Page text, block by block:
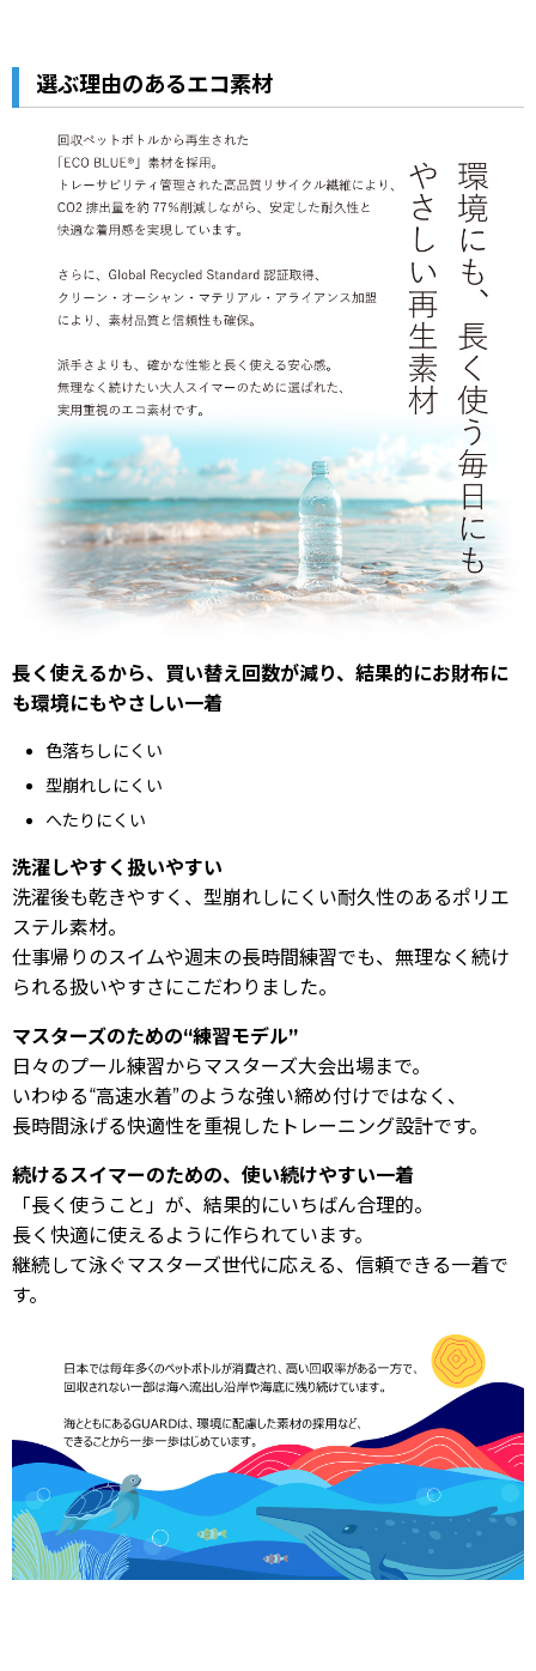
選ぶ理由のあるエコ素材
長く使えるから、買い替え回数が減り、結果的にお財布に
も環境にもやさしい一着
色落ちしにくい
型崩れしにくい
へたりにくい
洗濯しやすく扱いやすい
洗濯後も乾きやすく、型崩れしにくい耐久性のあるポリエ
ステル素材。
仕事帰りのスイムや週末の長時間練習でも、無理なく続け
られる扱いやすさにこだわりました。
マスターズのための“練習モデル”
日々のプール練習からマスターズ大会出場まで。
いわゆる“高速水着”のような強い締め付けではなく、
長時間泳げる快適性を重視したトレーニング設計です。
続けるスイマーのための、使い続けやすい一着
「長く使うこと」が、結果的にいちばん合理的。
長く快適に使えるように作られています。
継続して泳ぐマスターズ世代に応える、信頼できる一着で
す。